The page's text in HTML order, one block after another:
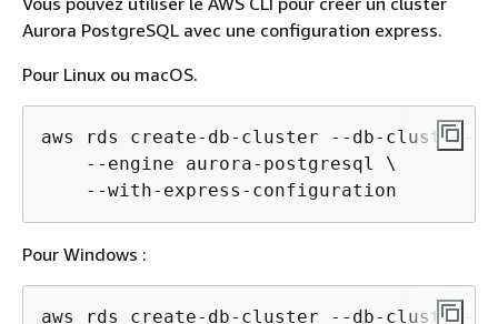
Aurora PostgreSQL avec une configuration express.
Pour Linux ou macOS.
aws rds create-db-cluster --db-cluster-
    --engine aurora-postgresql \
    --with-express-configuration
Pour Windows :
aws rds create-db-cluster --db-cluster-